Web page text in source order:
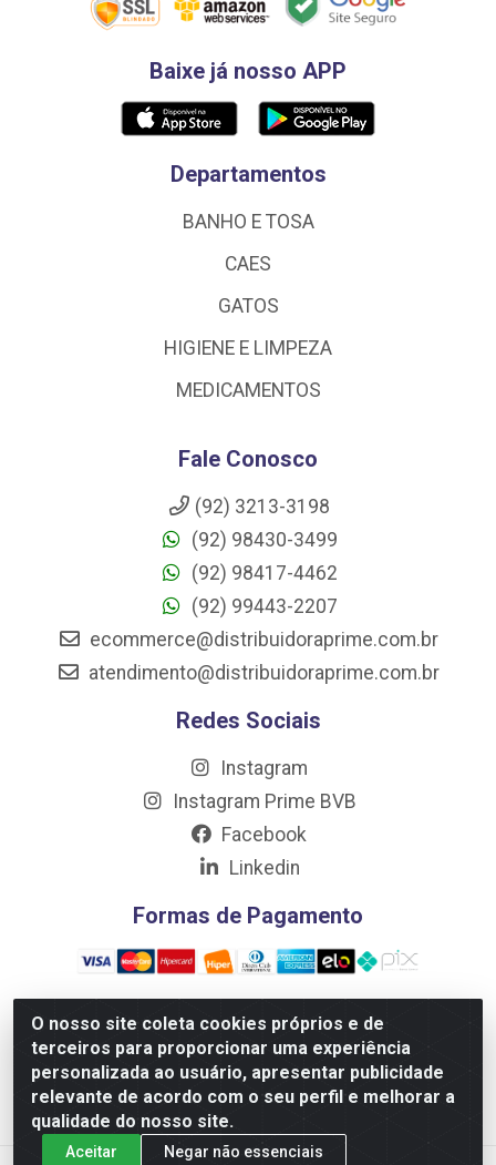
O nosso site coleta cookies próprios e de
terceiros para proporcionar uma experiência
personalizada ao usuário, apresentar publicidade
relevante de acordo com o seu perfil e melhorar a
qualidade do nosso site.
Aceitar Negar não essenciais
Baixe já nosso APP
Departamentos
BANHO E TOSA
CAES
GATOS
HIGIENE E LIMPEZA
MEDICAMENTOS
Fale Conosco
(92) 3213-3198
(92) 98430-3499
(92) 98417-4462
(92) 99443-2207
ecommerce@distribuidoraprime.com.br
atendimento@distribuidoraprime.com.br
Redes Sociais
Instagram
Instagram Prime BVB
Facebook
Linkedin
Formas de Pagamento
Distribuidora Prime LTDA - Av. Professor Nilton Lins, 781 -
Flores, Manaus/AM - CEP 69.058-030 - CNPJ:
10.717.750/0001-32